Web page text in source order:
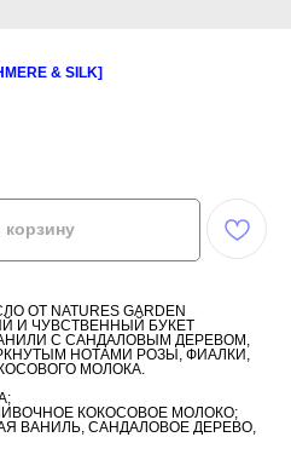
& SILK]
NATURES GARDEN
И ЧУВСТВЕННЫЙ БУКЕТ
С САНДАЛОВЫМ ДЕРЕВОМ,
НОТАМИ РОЗЫ, ФИАЛКИ,
МОЛОКА.
КОКОСОВОЕ МОЛОКО;
ВАНИЛЬ, САНДАЛОВОЕ ДЕРЕВО,